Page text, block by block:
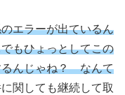
エラーが出ているん
もひょっとしてこの
るんじゃね？ なんて
関しても継続して取